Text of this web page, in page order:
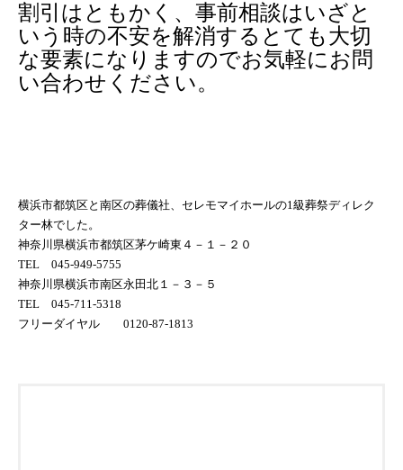
割引はともかく、事前相談はいざと
いう時の不安を解消するとても大切
な要素になりますのでお気軽にお問
い合わせください。
横浜市都筑区と南区の葬儀社、セレモマイホールの1級葬祭ディレク
ター林でした。
神奈川県横浜市都筑区茅ケ崎東４－１－２０
TEL 045-949-5755
神奈川県横浜市南区永田北１－３－５
TEL 045-711-5318
フリーダイヤル 0120-87-1813